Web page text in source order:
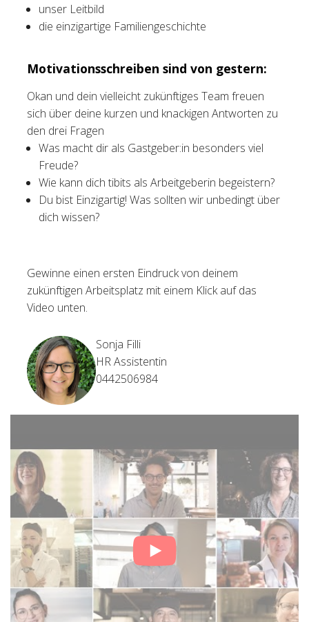
unser Leitbild
die einzigartige Familiengeschichte
Motivationsschreiben sind von gestern:
Okan und dein vielleicht zukünftiges Team freuen
sich über deine kurzen und knackigen Antworten zu
den drei Fragen
Was macht dir als Gastgeber:in besonders viel
Freude?
Wie kann dich tibits als Arbeitgeberin begeistern?
Du bist Einzigartig! Was sollten wir unbedingt über
dich wissen?
Gewinne einen ersten Eindruck von deinem
zukünftigen Arbeitsplatz mit einem Klick auf das
Video unten.
Sonja Filli
HR Assistentin
0442506984